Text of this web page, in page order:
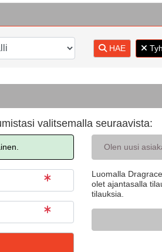
HAE
valitsemalla seuraavista:
Olen uusi
Luomalla
olet ajantasalla
tilauksia.